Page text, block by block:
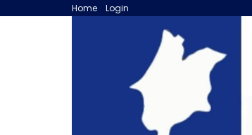
Home Login